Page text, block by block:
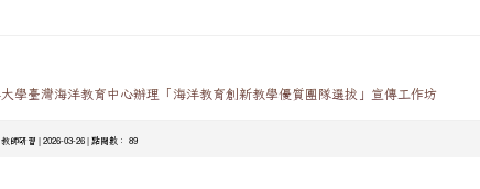
學臺灣海洋教育中心辦理「海洋教育創新教學優質團隊選拔」宣傳工作坊
教師研習 | 2026-03-26 | 點閱數： 89